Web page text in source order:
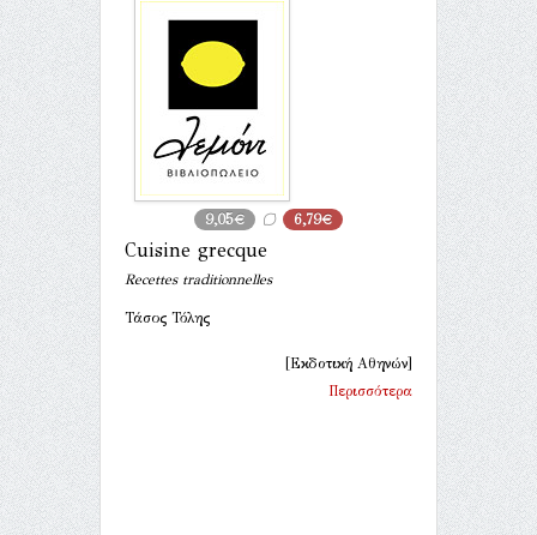
9,05€ 6,79€
Cuisine grecque
Recettes traditionnelles
Τάσος Τόλης
[Εκδοτική Αθηνών]
Περισσότερα